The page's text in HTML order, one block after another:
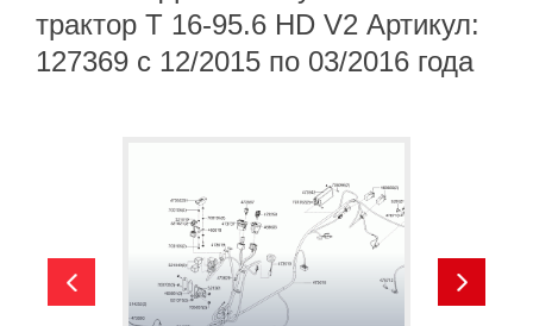
трактор T 16-95.6 HD V2 Артикул:
127369 с 12/2015 по 03/2016 года